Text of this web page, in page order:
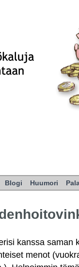
Blogi Huumori
kanssa saman
menot